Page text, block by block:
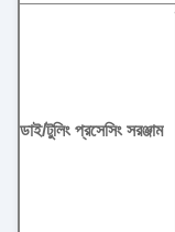
ডাই/টুলিং প্রসেসিং সরঞ্জাম